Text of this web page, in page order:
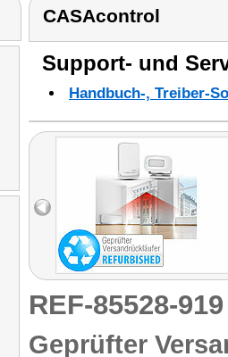
CASAcontrol
Support- und
Handbuch-, Treiber-
REF-85528-
Geprüfter